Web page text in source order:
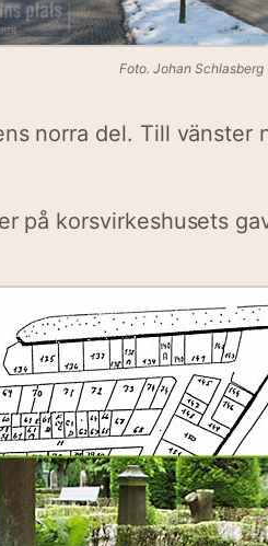
Foto. Johan Schlasberg
norra del. Till vänster
på korsvirkeshusets